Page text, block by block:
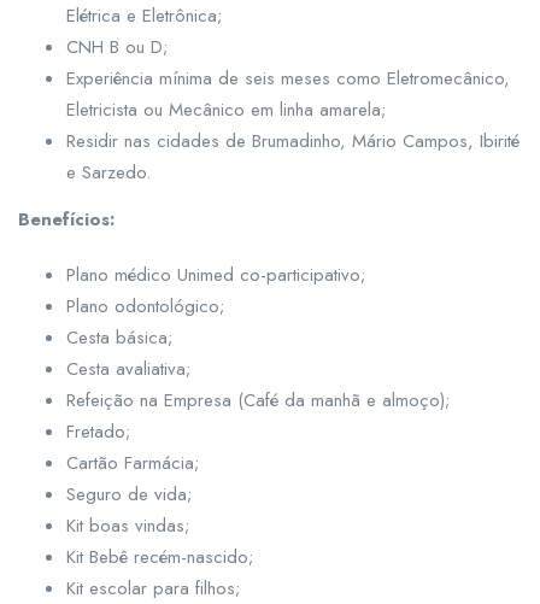
Elétrica e Eletrônica;
CNH B ou D;
Experiência mínima de seis meses como Eletromecânico,
Eletricista ou Mecânico em linha amarela;
Residir nas cidades de Brumadinho, Mário Campos, Ibirité
e Sarzedo.
Benefícios:
Plano médico Unimed co-participativo;
Plano odontológico;
Cesta básica;
Cesta avaliativa;
Refeição na Empresa (Café da manhã e almoço);
Fretado;
Cartão Farmácia;
Seguro de vida;
Kit boas vindas;
Kit Bebê recém-nascido;
Kit escolar para filhos;